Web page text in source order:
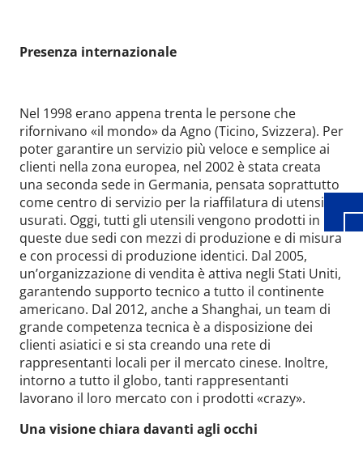
Presenza internazionale
Nel 1998 erano appena trenta le persone che
rifornivano «il mondo» da Agno (Ticino, Svizzera). Per
poter garantire un servizio più veloce e semplice ai
clienti nella zona europea, nel 2002 è stata creata
una seconda sede in Germania, pensata soprattutto
come centro di servizio per la riaffilatura di utensili
usurati. Oggi, tutti gli utensili vengono prodotti in
queste due sedi con mezzi di produzione e di misura
e con processi di produzione identici. Dal 2005,
un’organizzazione di vendita è attiva negli Stati Uniti,
garantendo supporto tecnico a tutto il continente
americano. Dal 2012, anche a Shanghai, un team di
grande competenza tecnica è a disposizione dei
clienti asiatici e si sta creando una rete di
rappresentanti locali per il mercato cinese. Inoltre,
intorno a tutto il globo, tanti rappresentanti
lavorano il loro mercato con i prodotti «crazy».
Una visione chiara davanti agli occhi